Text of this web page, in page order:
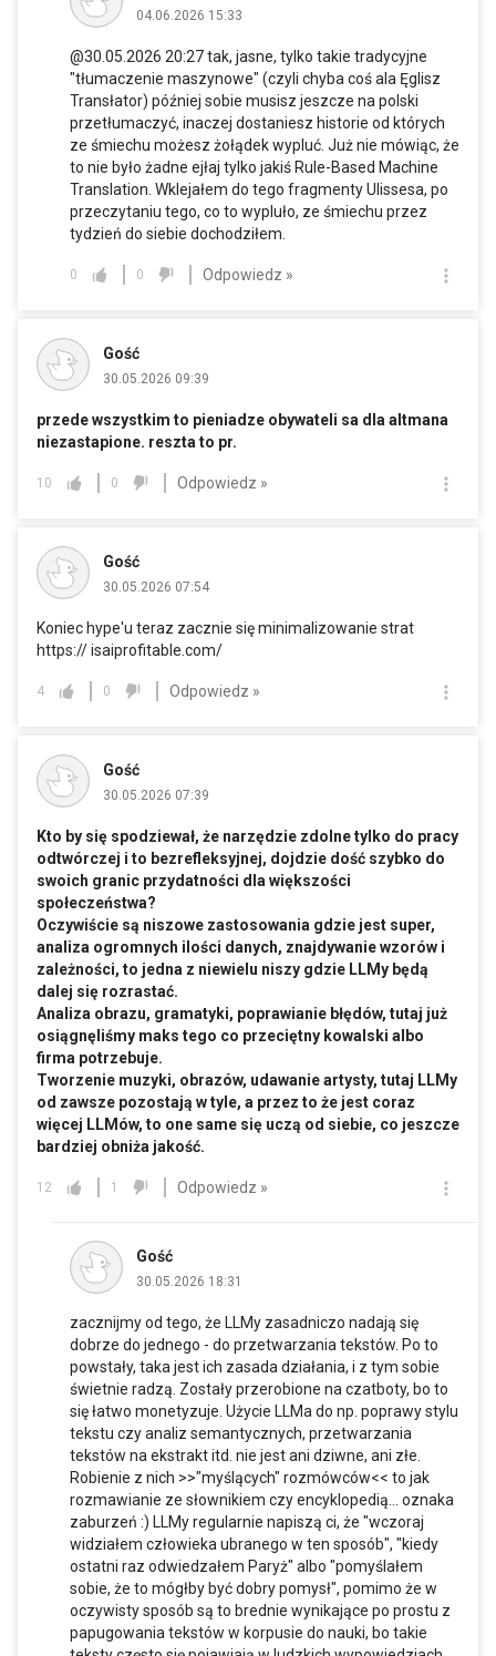
04.06.2026 15:33
@30.05.2026 20:27 tak, jasne, tylko takie tradycyjne
"tłumaczenie maszynowe" (czyli chyba coś ala Ęglisz
Transłator) później sobie musisz jeszcze na polski
przetłumaczyć, inaczej dostaniesz historie od których
ze śmiechu możesz żołądek wypluć. Już nie mówiąc, że
to nie było żadne ejłaj tylko jakiś Rule-Based Machine
Translation. Wklejałem do tego fragmenty Ulissesa, po
przeczytaniu tego, co to wypluło, ze śmiechu przez
tydzień do siebie dochodziłem.
0 0 Odpowiedz »
Gość
30.05.2026 09:39
przede wszystkim to pieniadze obywateli sa dla altmana
niezastapione. reszta to pr.
10 0 Odpowiedz »
Gość
30.05.2026 07:54
Koniec hype'u teraz zacznie się minimalizowanie strat
https://isaiprofitable.com/
4 0 Odpowiedz »
Gość
30.05.2026 07:39
Kto by się spodziewał, że narzędzie zdolne tylko do pracy
odtwórczej i to bezrefleksyjnej, dojdzie dość szybko do
swoich granic przydatności dla większości
społeczeństwa?
Oczywiście są niszowe zastosowania gdzie jest super,
analiza ogromnych ilości danych, znajdywanie wzorów i
zależności, to jedna z niewielu niszy gdzie LLMy będą
dalej się rozrastać.
Analiza obrazu, gramatyki, poprawianie błędów, tutaj już
osiągnęliśmy maks tego co przeciętny kowalski albo
firma potrzebuje.
Tworzenie muzyki, obrazów, udawanie artysty, tutaj LLMy
od zawsze pozostają w tyle, a przez to że jest coraz
więcej LLMów, to one same się uczą od siebie, co jeszcze
bardziej obniża jakość.
12 1 Odpowiedz »
Gość
30.05.2026 18:31
zacznijmy od tego, że LLMy zasadniczo nadają się
dobrze do jednego - do przetwarzania tekstów. Po to
powstały, taka jest ich zasada działania, i z tym sobie
świetnie radzą. Zostały przerobione na czatboty, bo to
się łatwo monetyzuje. Użycie LLMa do np. poprawy stylu
tekstu czy analiz semantycznych, przetwarzania
tekstów na ekstrakt itd. nie jest ani dziwne, ani złe.
Robienie z nich >>"myślących" rozmówców<< to jak
rozmawianie ze słownikiem czy encyklopedią... oznaka
zaburzeń :) LLMy regularnie napiszą ci, że "wczoraj
widziałem człowieka ubranego w ten sposób", "kiedy
ostatni raz odwiedzałem Paryż" albo "pomyślałem
sobie, że to mógłby być dobry pomysł", pomimo że w
oczywisty sposób są to brednie wynikające po prostu z
papugowania tekstów w korpusie do nauki, bo takie